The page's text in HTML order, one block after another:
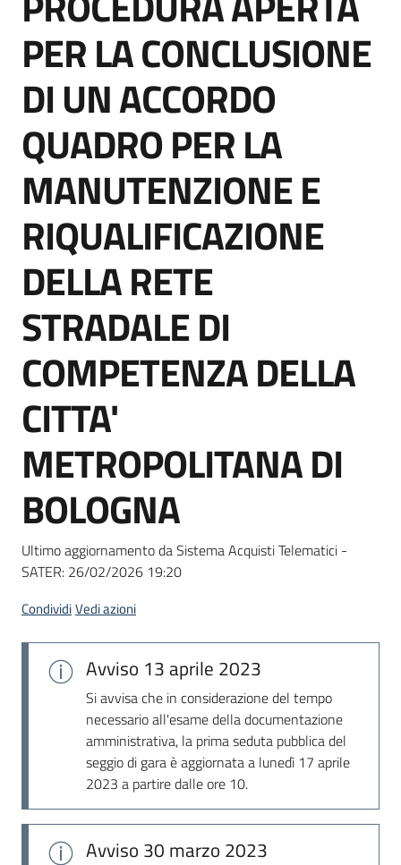
acquisto
Supporto
Piattaforme
telematiche
English
site
Seguici
su
PER LA CONCLUSIONE
DI UN ACCORDO
QUADRO PER LA
MANUTENZIONE E
RIQUALIFICAZIONE
DELLA RETE
STRADALE DI
COMPETENZA DELLA
CITTA'
METROPOLITANA DI
BOLOGNA
Ultimo aggiornamento da Sistema Acquisti Telematici -
SATER: 26/02/2026 19:20
CondividiVedi azioni
Avviso 13 aprile 2023
Si avvisa che in considerazione del tempo
necessario all'esame della documentazione
amministrativa, la prima seduta pubblica del
seggio di gara è aggiornata a lunedì 17 aprile
2023 a partire dalle ore 10.
Avviso 30 marzo 2023